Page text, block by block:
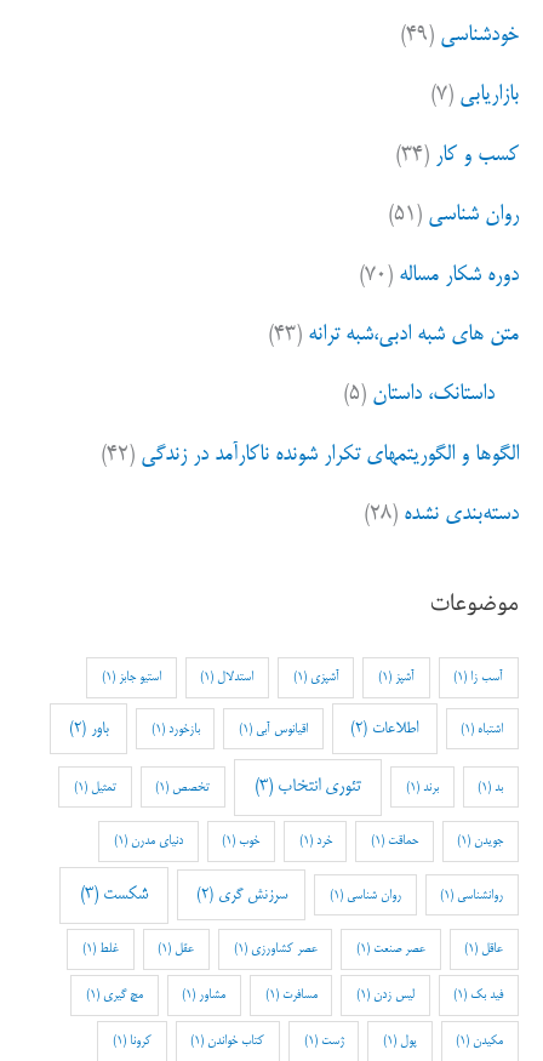
خودشناسی (۴۹)
بازاریابی (۷)
کسب و کار (۳۴)
روان شناسی (۵۱)
دوره شکار مساله (۷۰)
متن های شبه ادبی،شبه ترانه (۴۳)
داستانک، داستان (۵)
الگوها و الگوریتمهای تکرار شونده ناکارآمد در زندگی (۴۲)
دسته‌بندی نشده (۲۸)
موضوعات
آسب زا (1) آشپز (1) آشپزی (1) استدلال (1) استیو جابز (1)
اشتباه (1) اطلاعات (2) اقیانوس آبی (1) بازخورد (1) باور (2)
بد(1) برند (1) تئوری انتخاب (3) تخصص (1) تمثیل (1)
جویدن (1) حماقت (1) خرد (1) خوب(1) دنیای مدرن (1)
روانشناسی (1) روان شناسی (1) سرزنش گری (2) شکست (3)
عاقل (1) عصر صنعت (1) عصر کشاورزی (1) عقل (1) غلط (1)
فید بک(1) لیس زدن (1) مسافرت (1) مشاور (1) مچ گیری (1)
مکیدن (1) پول (1) ژست (1) کتاب خواندن (1) کرونا (1)